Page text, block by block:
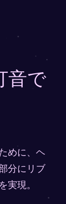
音で
めに、ヘ
分にリブ
実現。